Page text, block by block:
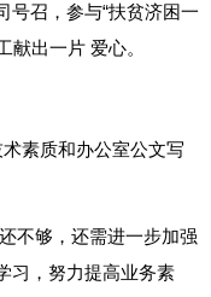
号召，参与“扶贫济困一
献出一片 爱心。
素质和办公室公文写
不够，还需进一步加强
习，努力提高业务素